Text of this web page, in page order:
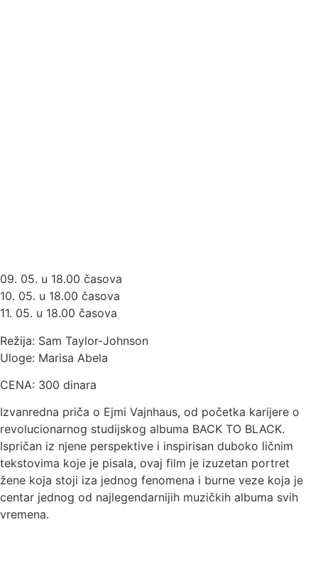
09. 05. u 18.00 časova
10. 05. u 18.00 časova
11. 05. u 18.00 časova
Režija: Sam Taylor-Johnson
Uloge: Marisa Abela
CENA: 300 dinara
Izvanredna priča o Ejmi Vajnhaus, od početka karijere o
revolucionarnog studijskog albuma BACK TO BLACK.
Ispričan iz njene perspektive i inspirisan duboko ličnim
tekstovima koje je pisala, ovaj film je izuzetan portret
žene koja stoji iza jednog fenomena i burne veze koja je
centar jednog od najlegendarnijih muzičkih albuma svih
vremena.